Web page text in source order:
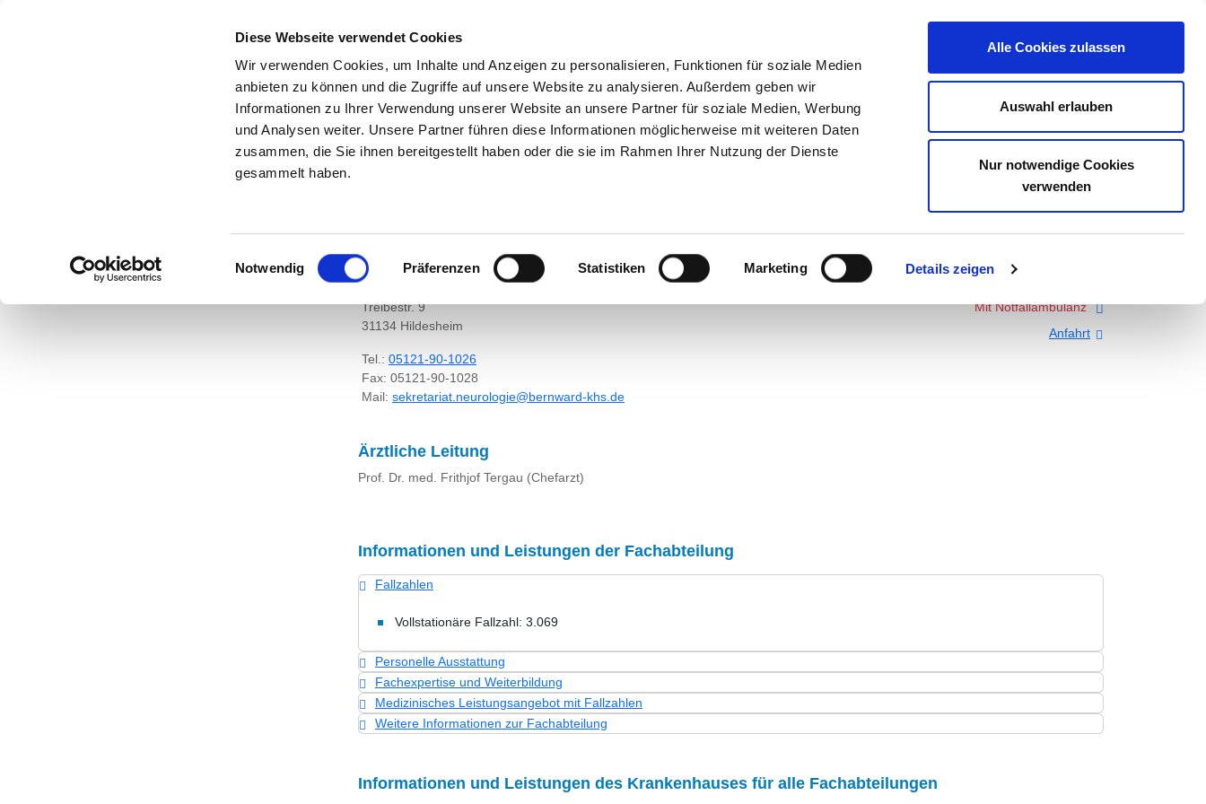
Diese Webseite verwendet Cookies
Wir verwenden Cookies, um Inhalte und Anzeigen zu personalisieren, Funktionen für soziale Medien
anbieten zu können und die Zugriffe auf unsere Website zu analysieren. Außerdem geben wir
Informationen zu Ihrer Verwendung unserer Website an unsere Partner für soziale Medien, Werbung
und Analysen weiter. Unsere Partner führen diese Informationen möglicherweise mit weiteren Daten
zusammen, die Sie ihnen bereitgestellt haben oder die sie im Rahmen Ihrer Nutzung der Dienste
gesammelt haben.
Einwilligungsauswahl
Notwendig Präferenzen Statistiken Marketing Details zeigen
Alle Cookies zulassen
Auswahl erlauben
Nur notwendige Cookies
verwenden
SUCHEN
KONTAKT
Zur Krankenhaus-Startseite
KLINIK FÜR NEUROLOGIE UND KLINISCHE NEUROPHYSIOLOGIE - ZERTIFIZIERTE
ÜBERREGIONALE STROKE UNIT
Treibestr. 9
31134 Hildesheim
Tel.: 05121-90-1026
Fax: 05121-90-1028
Mail: ed.shk-drawnreb@eigoloruen.tairaterkes
Mit Notfallambulanz
Anfahrt
Ärztliche Leitung
Prof. Dr. med. Frithjof Tergau (Chefarzt)
Informationen und Leistungen der Fachabteilung
Fallzahlen
Vollstationäre Fallzahl: 3.069
Personelle Ausstattung
Fachexpertise und Weiterbildung
Medizinisches Leistungsangebot mit Fallzahlen
Weitere Informationen zur Fachabteilung
Informationen und Leistungen des Krankenhauses für alle Fachabteilungen